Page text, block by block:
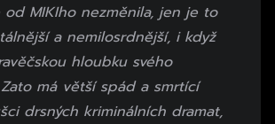
od MIKIho nezměnila, jen je to
a nemilosrdnější, i když
hloubku svého
má větší spád a smrtící
drsných kriminálních dramat,